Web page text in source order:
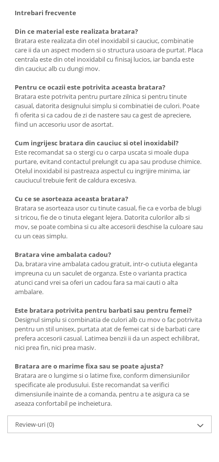
Intrebari frecvente
Din ce material este realizata bratara?
Bratara este realizata din otel inoxidabil si cauciuc, combinatie
care ii da un aspect modern si o structura usoara de purtat. Placa
centrala este din otel inoxidabil cu finisaj lucios, iar banda este
din cauciuc alb cu dungi mov.
Pentru ce ocazii este potrivita aceasta bratara?
Bratara este potrivita pentru purtare zilnica si pentru tinute
casual, datorita designului simplu si combinatiei de culori. Poate
fi oferita si ca cadou de zi de nastere sau ca gest de apreciere,
fiind un accesoriu usor de asortat.
Cum ingrijesc bratara din cauciuc si otel inoxidabil?
Este recomandat sa o stergi cu o carpa uscata si moale dupa
purtare, evitand contactul prelungit cu apa sau produse chimice.
Otelul inoxidabil isi pastreaza aspectul cu ingrijire minima, iar
cauciucul trebuie ferit de caldura excesiva.
Cu ce se asorteaza aceasta bratara?
Bratara se asorteaza usor cu tinute casual, fie ca e vorba de blugi
si tricou, fie de o tinuta elegant lejera. Datorita culorilor alb si
mov, se poate combina si cu alte accesorii deschise la culoare sau
cu un ceas simplu.
Bratara vine ambalata cadou?
Da, bratara vine ambalata cadou gratuit, intr-o cutiuta eleganta
impreuna cu un saculet de organza. Este o varianta practica
atunci cand vrei sa oferi un cadou fara sa mai cauti o alta
ambalare.
Este bratara potrivita pentru barbati sau pentru femei?
Designul simplu si combinatia de culori alb cu mov o fac potrivita
pentru un stil unisex, purtata atat de femei cat si de barbati care
prefera accesorii casual. Latimea benzii ii da un aspect echilibrat,
nici prea fin, nici prea masiv.
Bratara are o marime fixa sau se poate ajusta?
Bratara are o lungime si o latime fixe, conform dimensiunilor
specificate ale produsului. Este recomandat sa verifici
dimensiunile inainte de a comanda, pentru a te asigura ca se
aseaza confortabil pe incheietura.
Review-uri(0)